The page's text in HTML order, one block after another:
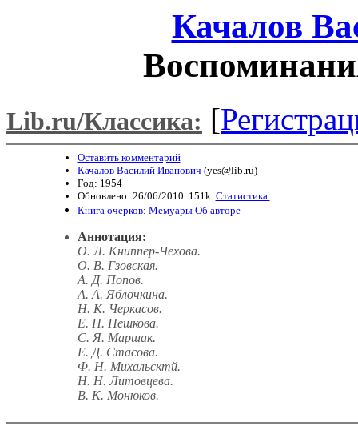
Качалов
Lib.ru/Классика: [
Оставить комментарий
Качалов Василий Иванович (yes@lib.ru)
Год: 1954
Обновлено: 26/06/2010. 151k. Статистика.
Книга очерков: Мемуары Об авторе
Аннотация:
О. Л. Книппер-Чехова.
О. В. Гзовская.
А. Д. Попов.
A. A. Яблочкина.
H. К. Черкасов.
Е. П. Пешкова.
С. Я. Маршак.
Е. Д. Стасова.
Ф. Н. Михальсктй.
H. H. Литовцева.
В. К. Монюков.